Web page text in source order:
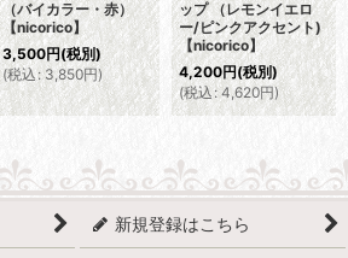
（バイカラー・赤）
【nicorico】
3,500円(税別)
(税込 : 3,850円)
ップ （レモンイエロ
ー/ピンクアクセント)
【nicorico】
4,200円(税別)
(税込 : 4,620円)
新規登録はこちら